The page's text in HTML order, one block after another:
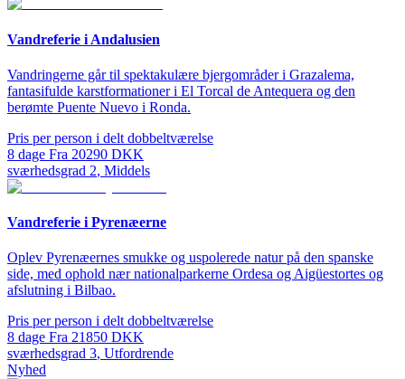
Vandreferie i Andalusien
Vandringerne går til spektakulære bjergområder i Grazalema,
fantasifulde karstformationer i El Torcal de Antequera og den
berømte Puente Nuevo i Ronda.
Pris per person i delt dobbeltværelse
8 dage Fra 20290 DKK
sværhedsgrad 2, Middels
Vandreferie i Pyrenæerne
Oplev Pyrenæernes smukke og uspolerede natur på den spanske
side, med ophold nær nationalparkerne Ordesa og Aigüestortes og
afslutning i Bilbao.
Pris per person i delt dobbeltværelse
8 dage Fra 21850 DKK
sværhedsgrad 3, Utfordrende
Nyhed